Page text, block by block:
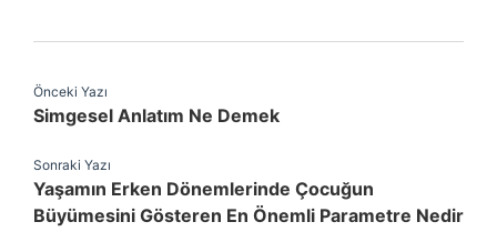
Önceki Yazı
Simgesel Anlatım Ne Demek
Sonraki Yazı
Yaşamın Erken Dönemlerinde Çocuğun
Büyümesini Gösteren En Önemli Parametre Nedir